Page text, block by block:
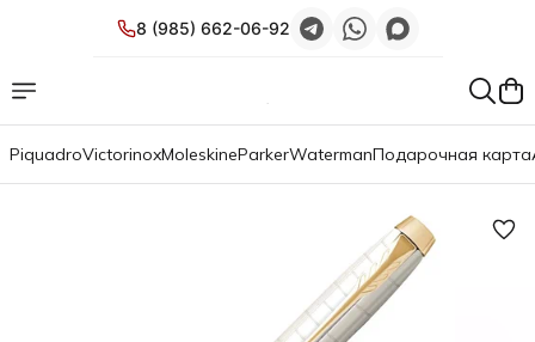
8 (985) 662-06-92
PiquadroVictorinoxMoleskineParkerWatermanПодарочная карта